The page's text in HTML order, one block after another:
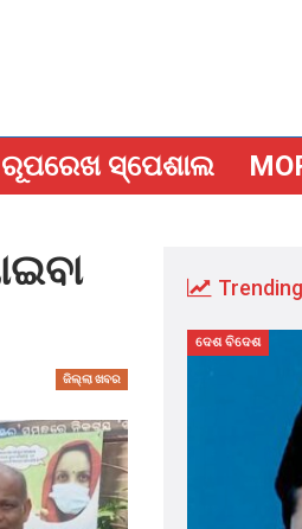
ରୂପରେଖ ସ୍ପେଶାଲ
ଜିଲ୍ଲା ଖବର
ଦେଶ ବିଦେଶ